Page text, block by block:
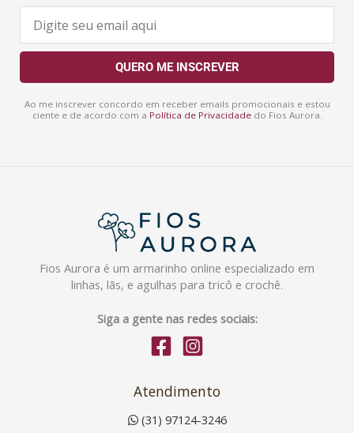
m
i
QUERO ME INSCREVER
Ao me inscrever concordo em receber emails promocionais e estou
ciente e de acordo com a Política de Privacidadedo Fios Aurora.
Fios Aurora é um armarinho online especializado em
linhas, lãs, e agulhas para tricô e crochê.
Siga a gente nas redes sociais:
Atendimento
(31) 97124-3246